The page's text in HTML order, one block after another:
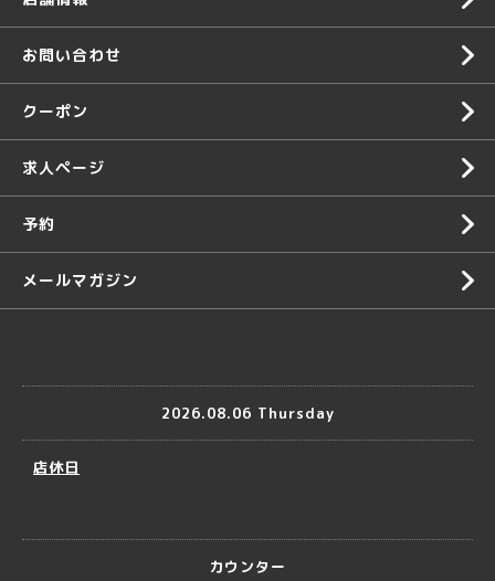
お問い合わせ
クーポン
求人ページ
予約
メールマガジン
2026.08.06 Thursday
店休日
カウンター